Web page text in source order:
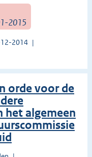
2015
2014
orde voor de
het algemeen